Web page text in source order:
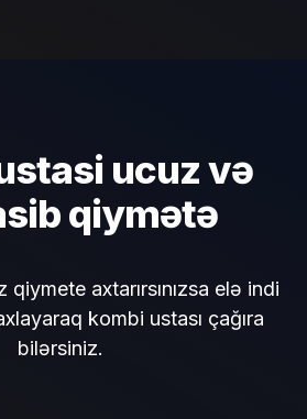
ucuz və
qiymətə
qiymete axtarırsınızsa elə indi
kombi ustası çağıra
bilərsiniz.